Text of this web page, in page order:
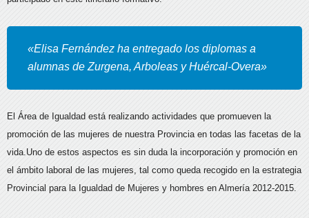
«Elisa Fernández ha entregado los diplomas a
alumnas de Zurgena, Arboleas y Huércal-Overa»
El Área de Igualdad está realizando actividades que promueven la
promoción de las mujeres de nuestra Provincia en todas las facetas de la
vida.Uno de estos aspectos es sin duda la incorporación y promoción en
el ámbito laboral de las mujeres, tal como queda recogido en la estrategia
Provincial para la Igualdad de Mujeres y hombres en Almería 2012-2015.